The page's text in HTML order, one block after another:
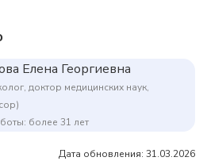
Елена Георгиевна
доктор медицинских наук,
более 31 лет
Дата обновления: 31.03.2026